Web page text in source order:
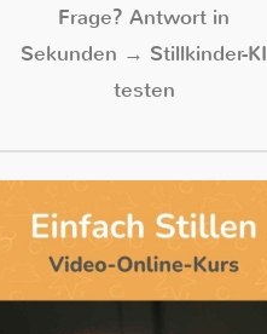
Frage? Antwort in
Sekunden → Stillkinder-KI
testen